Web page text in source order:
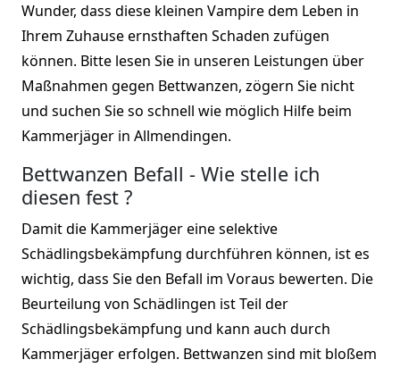
Wunder, dass diese kleinen Vampire dem Leben in
Ihrem Zuhause ernsthaften Schaden zufügen
können. Bitte lesen Sie in unseren Leistungen über
Maßnahmen gegen Bettwanzen, zögern Sie nicht
und suchen Sie so schnell wie möglich Hilfe beim
Kammerjäger in Allmendingen.
Bettwanzen Befall - Wie stelle ich
diesen fest ?
Damit die Kammerjäger eine selektive
Schädlingsbekämpfung durchführen können, ist es
wichtig, dass Sie den Befall im Voraus bewerten. Die
Beurteilung von Schädlingen ist Teil der
Schädlingsbekämpfung und kann auch durch
Kammerjäger erfolgen. Bettwanzen sind mit bloßem